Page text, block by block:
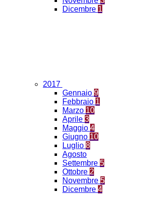
Dicembre 1
2017
Gennaio 9
Febbraio 1
Marzo 10
Aprile 3
Maggio 4
Giugno 10
Luglio 8
Agosto
Settembre 5
Ottobre 2
Novembre 5
Dicembre 4